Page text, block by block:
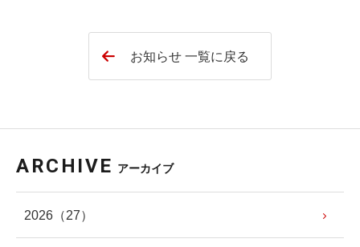
お知らせ 一覧に戻る
ARCHIVE アーカイブ
2026 （27）